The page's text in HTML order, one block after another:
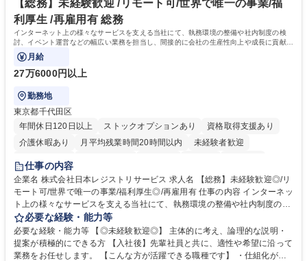
ール管理が出来る方。※将来的に他部署（営業部門、コーポレート部門）
へのジョブローテーションの可能性があります。 学歴・資格 学歴：大学
院 大学 語学力： 資格：宅地建物取引士
【総務】未経験歓迎 /リモート可/世界で唯一の事業/福
利厚生 /再雇用有 総務
インターネット上の様々なサービスを支える当社にて、執務環境の整備や社内制度の検
討、イベント運営などの幅広い業務を担当し、間接的に会社の生産性向上や成長に貢献し
ている部署です。
月給
27万6000円以上
勤務地
東京都千代田区
年間休日120日以上
ストックオプションあり
資格取得支援あり
介護休暇あり
月平均残業時間20時間以内
未経験者歓迎
住宅手当あり
完全週休2日制
交通費支給 駅近5分以内 土日祝休み 服装自由
仕事の内容
企業名 株式会社日本レジストリサービス 求人名 【総務】未経験歓迎◎/リ
モート可/世界で唯一の事業/福利厚生◎/再雇用有 仕事の内容 インターネッ
ト上の様々なサービスを支える当社にて、執務環境の整備や社内制度の検
討、イベント運営などの幅広い業務を担当し、間接的に会社の生産性向上
や成長に貢献している部署です。 会社の全メンバーが安心して長く成果を
発揮できる環境を整えるために、毎日のメンテナンスや維持管理に加え、
新たな施策検討を積極的に行っていただき、会社全体を巻き込み課題解決
必要な経験・能力等
必要な経験・能力等 【◎未経験歓迎◎】 主体的に考え、論理的な説明・
提案が積極的にできる方 【入社後】先輩社員と共に、適性や希望に沿って
業務をお任せします。 【こんな方が活躍できる職種です】 ・仕組化が好